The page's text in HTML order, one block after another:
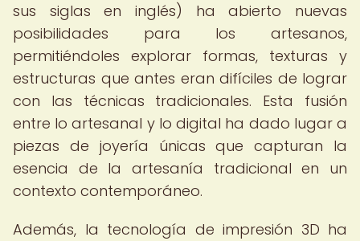
sus siglas en inglés) ha abierto nuevas
posibilidades para los artesanos,
permitiéndoles explorar formas, texturas y
estructuras que antes eran difíciles de lograr
con las técnicas tradicionales. Esta fusión
entre lo artesanal y lo digital ha dado lugar a
piezas de joyería únicas que capturan la
esencia de la artesanía tradicional en un
contexto contemporáneo.
Además, la tecnología de impresión 3D ha